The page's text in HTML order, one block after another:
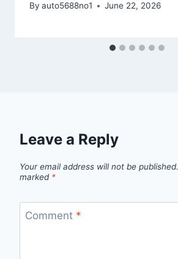
By auto5688no1 June 22, 2026
Leave a Reply
Your email address will not be published.
marked *
Comment *